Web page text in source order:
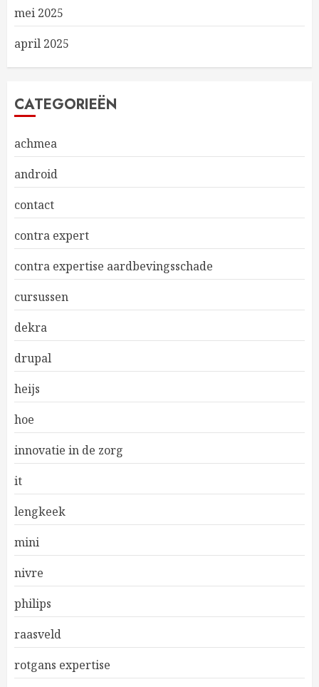
mei 2025
april 2025
CATEGORIEËN
achmea
android
contact
contra expert
contra expertise aardbevingsschade
cursussen
dekra
drupal
heijs
hoe
innovatie in de zorg
it
lengkeek
mini
nivre
philips
raasveld
rotgans expertise